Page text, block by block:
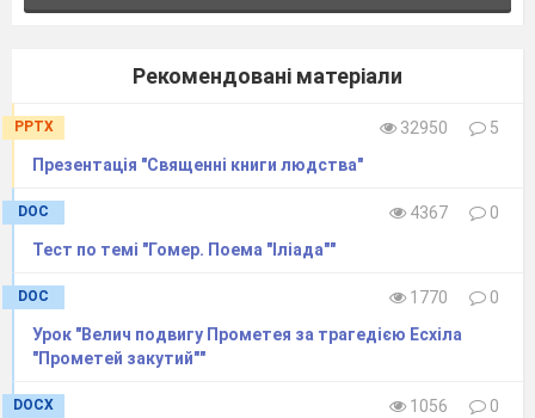
Рекомендовані матеріали
PPTX 32950
5
Презентація "Священні книги людства"
DOC 4367
0
Тест по темі "Гомер. Поема "Іліада""
DOC 1770
0
Урок "Велич подвигу Прометея за трагедією Есхіла
"Прометей закутий""
DOCX 1056
0